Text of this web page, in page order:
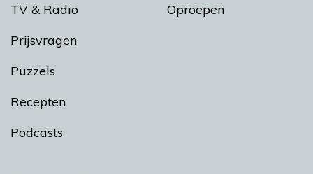
TV & Radio
Prijsvragen
Puzzels
Recepten
Podcasts
Oproepen